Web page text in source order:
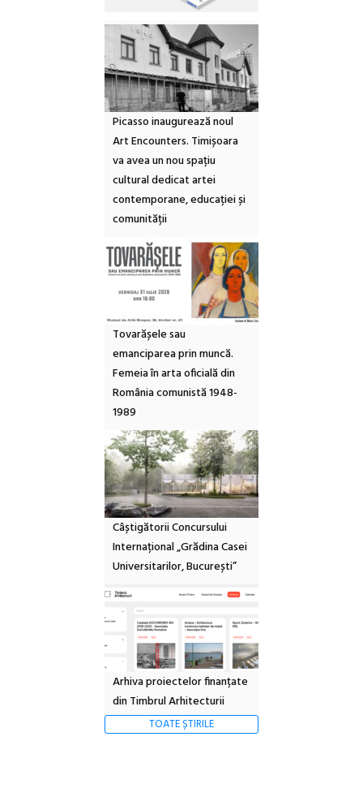
Picasso inaugurează noul
Art Encounters. Timișoara
va avea un nou spațiu
cultural dedicat artei
contemporane, educației și
comunității
Tovarășele sau
emanciparea prin muncă.
Femeia în arta oficială din
România comunistă 1948-
1989
Câștigătorii Concursului
Internațional „Grădina Casei
Universitarilor, București”
Arhiva proiectelor finanțate
din Timbrul Arhitecturii
TOATE ȘTIRILE